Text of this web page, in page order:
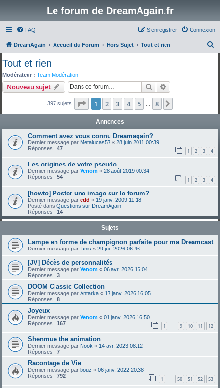
Le forum de DreamAgain.fr
FAQ Connexion
S’enregistrer
DreamAgain Accueil du Forum Hors Sujet Tout et rien
c
Tout et rien
Modérateur : Team Modération
Nouveau sujet Rechercher
397 sujets Page 1sur8
1 2 3 4 5 8
Annonces
Comment avez vous connu Dreamagain?
Dernier message par Metalucas57 « 28 juin 2011 00:39
Réponses : 47 1 2 3 4
Les origines de votre pseudo
Dernier message par Venom « 28 août 2019 00:34
Réponses : 54 1 2 3 4
[howto] Poster une image sur le forum?
Dernier message par edd « 19 janv. 2009 11:18
Posté dans Questions sur DreamAgain
Réponses : 14
Sujets
Lampe en forme de champignon parfaite pour ma Dreamcast
Dernier message par Ianis « 29 juil. 2026 06:46
[JV] Décès de personnalités
Dernier message par Venom « 06 avr. 2026 16:04
Réponses : 3
DOOM Classic Collection
Dernier message par Antarka « 17 janv. 2026 16:05
Réponses : 8
Joyeux
Dernier message par Venom « 01 janv. 2026 16:50
Réponses : 167 1 9 10 11 12
Shenmue the animation
Dernier message par Nook « 14 avr. 2023 08:12
Réponses : 7
Racontage de Vie
Dernier message par bouz « 06 janv. 2022 20:38
Réponses : 792 1 50 51 52 53